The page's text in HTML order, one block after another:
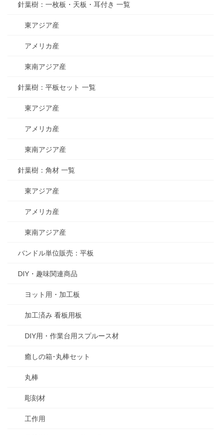
針葉樹：一枚板・天板・耳付き 一覧
東アジア産
アメリカ産
東南アジア産
針葉樹：平板セット 一覧
東アジア産
アメリカ産
東南アジア産
針葉樹：角材 一覧
東アジア産
アメリカ産
東南アジア産
バンドル単位販売：平板
DIY・趣味関連商品
ヨット用・加工板
加工済み 看板用板
DIY用・作業台用スプルース材
癒しの箱･丸棒セット
丸棒
彫刻材
工作用